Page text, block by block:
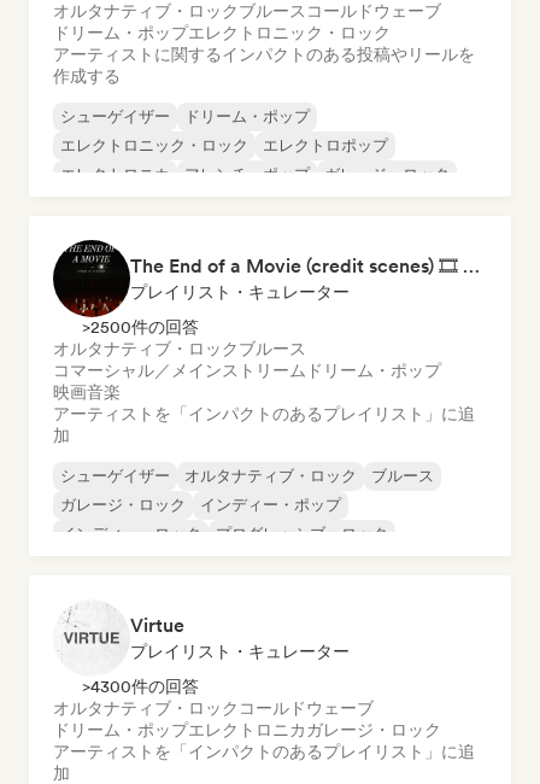
オルタナティブ・ロックブルース コールドウェーブ
ドリーム・ポップエレクトロニック・ロック
アーティストに関するインパクトのある投稿やリールを
作成する
シューゲイザー
ドリーム・ポップ
エレクトロニック・ロック
エレクトロポップ
エレクトロニカ
フレンチ・ポップ
ガレージ・ロック
The End of a Movie (credit scenes) 🎞️ Cinematic Dream Pop & Bedroom Indie
プレイリスト・キュレーター
>2500件の回答
オルタナティブ・ロックブルース
コマーシャル／メインストリーム ドリーム・ポップ
映画音楽
アーティストを「インパクトのあるプレイリスト」に追
加
シューゲイザー オルタナティブ・ロック
ブルース
ガレージ・ロック
インディー・ポップ
インディー・ロック
プログレッシブ・ロック
Virtue
プレイリスト・キュレーター
>4300件の回答
オルタナティブ・ロック コールドウェーブ
ドリーム・ポップエレクトロニカガレージ・ロック
アーティストを「インパクトのあるプレイリスト」に追
加